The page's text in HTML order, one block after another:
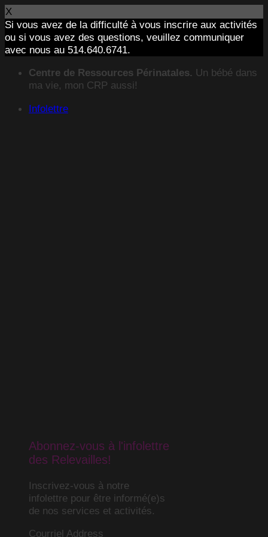
X
Si vous avez de la difficulté à vous inscrire aux activités
ou si vous avez des questions, veuillez communiquer
avec nous au 514.640.6741.
contenu
Centre de Ressources Périnatales. Un bébé dans
ma vie, mon CRP aussi!
Infolettre
Abonnez-vous à l'infolettre
des Relevailles!
Inscrivez-vous à notre
infolettre pour être informé(e)s
de nos services et activités.
Courriel Address